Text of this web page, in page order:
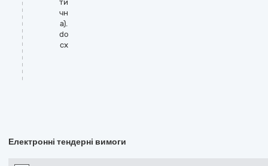
ти
чн
а).
do
cx
Електронні тендерні вимоги